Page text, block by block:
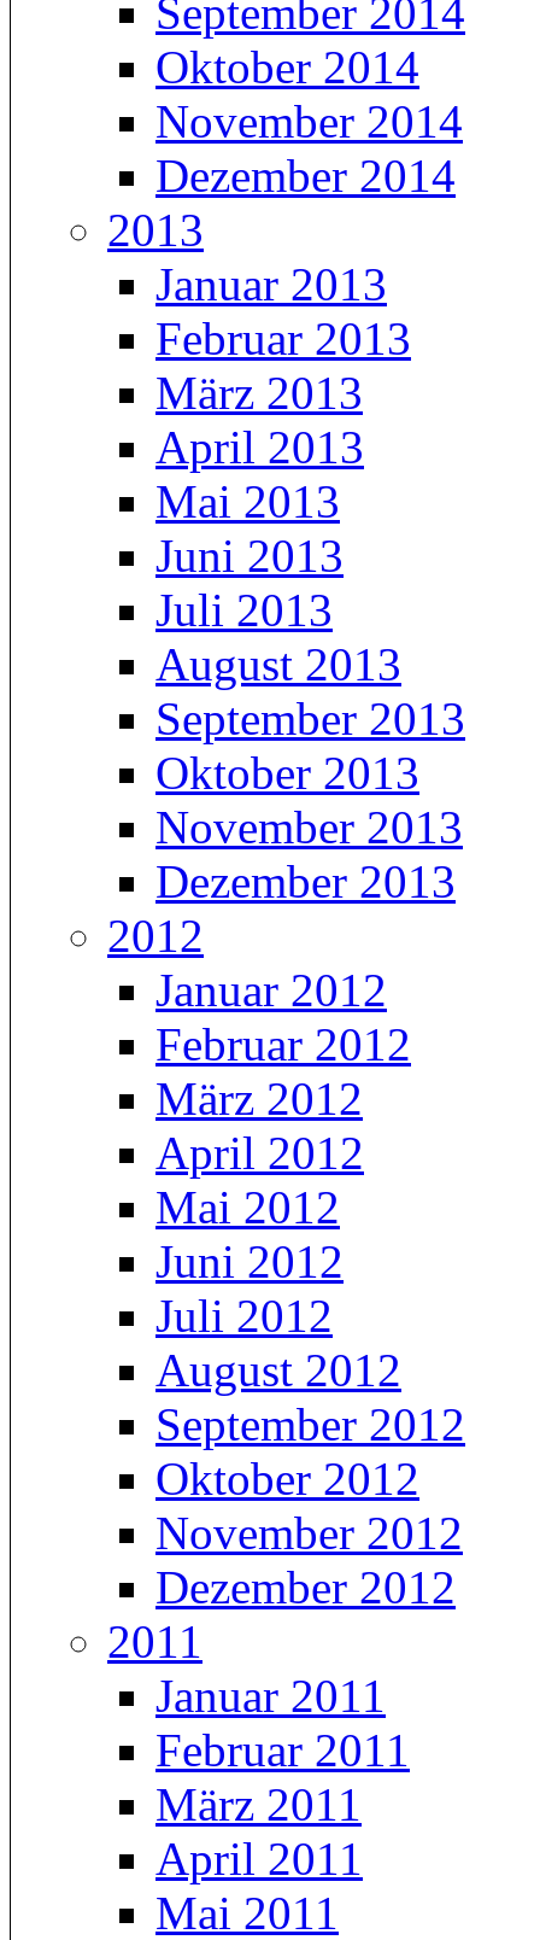
September 2014
Oktober 2014
November 2014
Dezember 2014
2013
Januar 2013
Februar 2013
März 2013
April 2013
Mai 2013
Juni 2013
Juli 2013
August 2013
September 2013
Oktober 2013
November 2013
Dezember 2013
2012
Januar 2012
Februar 2012
März 2012
April 2012
Mai 2012
Juni 2012
Juli 2012
August 2012
September 2012
Oktober 2012
November 2012
Dezember 2012
2011
Januar 2011
Februar 2011
März 2011
April 2011
Mai 2011